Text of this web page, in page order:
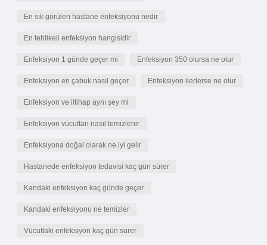
En sık görülen hastane enfeksiyonu nedir
En tehlikeli enfeksiyon hangisidir
Enfeksiyon 1 günde geçer mi Enfeksiyon 350 olursa ne olur
Enfeksiyon en çabuk nasıl geçer Enfeksiyon ilerlerse ne olur
Enfeksiyon ve iltihap aynı şey mi
Enfeksiyon vücuttan nasıl temizlenir
Enfeksiyona doğal olarak ne iyi gelir
Hastanede enfeksiyon tedavisi kaç gün sürer
Kandaki enfeksiyon kaç günde geçer
Kandaki enfeksiyonu ne temizler
Vücuttaki enfeksiyon kaç gün sürer